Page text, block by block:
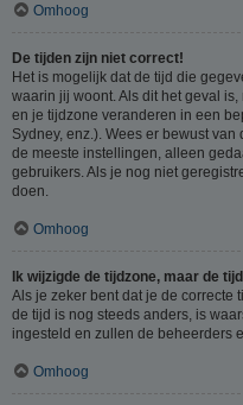
Omhoog
De tijden zijn niet correct!
Het is mogelijk dat de tijd die
waarin jij woont. Als dit het geval
en je tijdzone veranderen in een
Sydney, enz.). Wees er bewust
de meeste instellingen, alleen
gebruikers. Als je nog niet
doen.
Omhoog
Ik wijzigde de tijdzone, maar de
Als je zeker bent dat je de correcte
de tijd is nog steeds anders, is
ingesteld en zullen de beheerders
Omhoog